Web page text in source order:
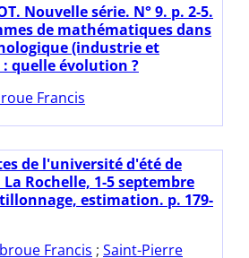
Nouvelle série. N° 9. p. 2-5.
de mathématiques dans
(industrie et
quelle évolution ?
Francis
de l'université d'été de
Rochelle, 1-5 septembre
estimation. p. 179-
Francis ; Saint-Pierre